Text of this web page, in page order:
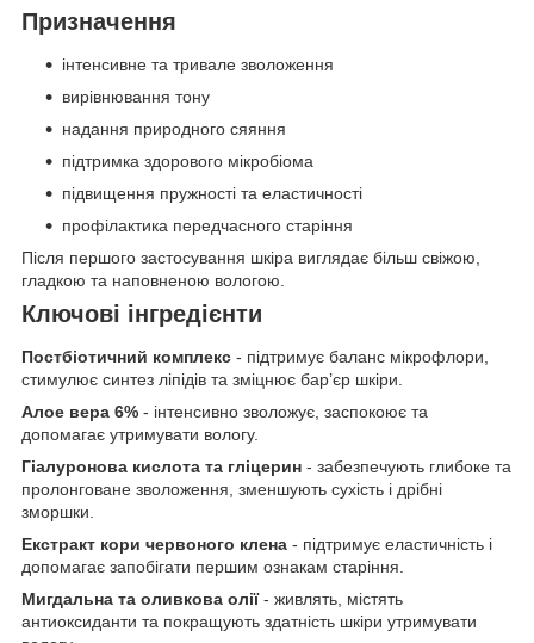
Призначення
інтенсивне та тривале зволоження
вирівнювання тону
надання природного сяяння
підтримка здорового мікробіома
підвищення пружності та еластичності
профілактика передчасного старіння
Після першого застосування шкіра виглядає більш свіжою,
гладкою та наповненою вологою.
Ключові інгредієнти
Постбіотичний комплекс - підтримує баланс мікрофлори,
стимулює синтез ліпідів та зміцнює бар’єр шкіри.
Алое вера 6% - інтенсивно зволожує, заспокоює та
допомагає утримувати вологу.
Гіалуронова кислота та гліцерин - забезпечують глибоке та
пролонговане зволоження, зменшують сухість і дрібні
зморшки.
Екстракт кори червоного клена - підтримує еластичність і
допомагає запобігати першим ознакам старіння.
Мигдальна та оливкова олії- живлять, містять
антиоксиданти та покращують здатність шкіри утримувати